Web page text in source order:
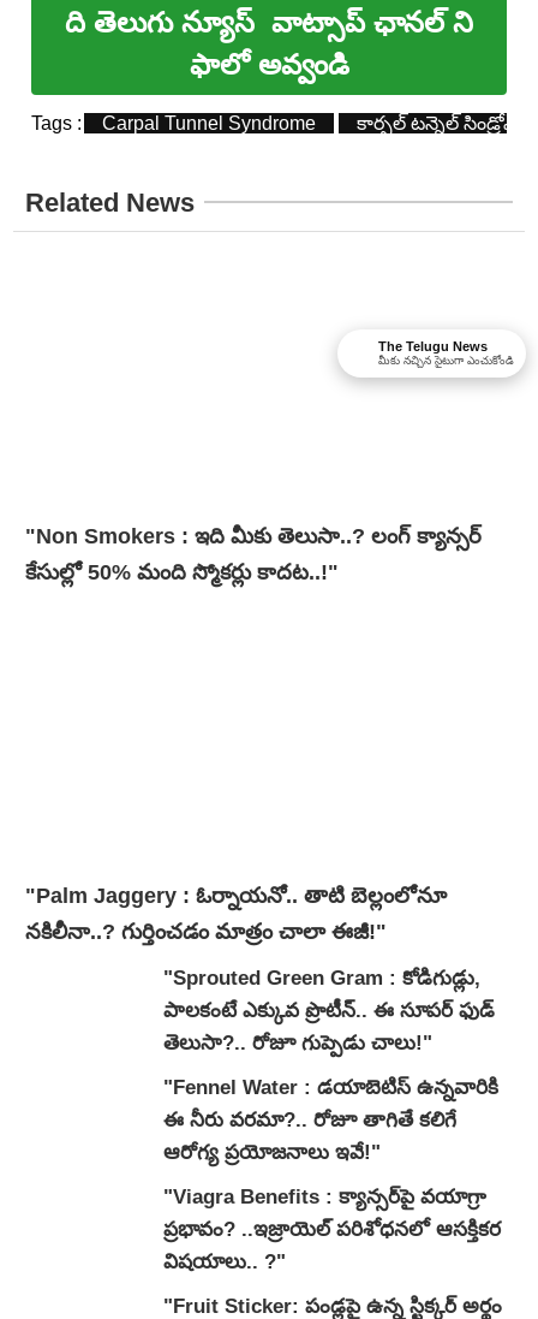
ది తెలుగు న్యూస్ వాట్సాప్ ఛానల్ ని
ఫాలో అవ్వండి
Tags : Carpal Tunnel Syndrome కార్పల్ టన్నెల్ సిండ్రోమ్
Related News
"Non Smokers : ఇది మీకు తెలుసా..? లంగ్ క్యాన్సర్
కేసుల్లో 50% మంది స్మోకర్లు కాదట..!"
"Palm Jaggery : ఓర్నాయనో.. తాటి బెల్లంలోనూ
నకిలీనా..? గుర్తించడం మాత్రం చాలా ఈజీ!"
"Sprouted Green Gram : కోడిగుడ్లు,
పాలకంటే ఎక్కువ ప్రొటీన్.. ఈ సూపర్ ఫుడ్
తెలుసా?.. రోజూ గుప్పెడు చాలు!"
"Fennel Water : డయాబెటిస్ ఉన్నవారికి
ఈ నీరు వరమా?.. రోజూ తాగితే కలిగే
ఆరోగ్య ప్రయోజనాలు ఇవే!"
"Viagra Benefits : క్యాన్సర్‌పై వయాగ్రా
ప్రభావం? ..ఇజ్రాయెల్ పరిశోధనలో ఆసక్తికర
విషయాలు.. ?"
"Fruit Sticker: పండ్లపై ఉన్న స్టిక్కర్ అర్థం
The Telugu News
మీకు నచ్చిన సైటుగా ఎంచుకోండి